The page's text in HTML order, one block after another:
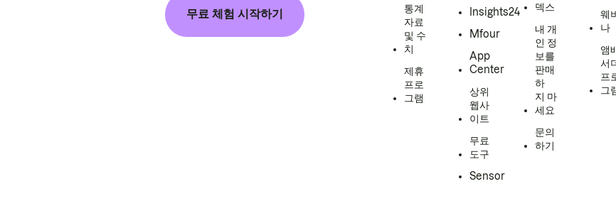
무료 체험 시작하기
통계
자료
및 수
치
제휴
프로
그램
Insights24
Mfour
App
Center
상위
웹사
이트
무료
도구
Sensor
덱스
내 개
인 정
보를
판매
하
지 마
세요
문의
하기
웨
나
앰
서
프
그